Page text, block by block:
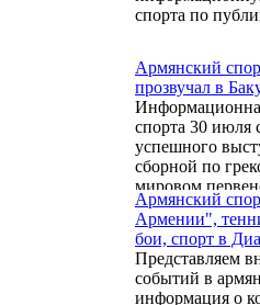
спорта по
Армянский
прозвучал в
спорта 30 июля
успешного
сборной по
мировом
кадровых
национального
относительно
трансфера и
молодых
Армянский
Армении",
бои, спорт в
Представляем
событий в
информация о